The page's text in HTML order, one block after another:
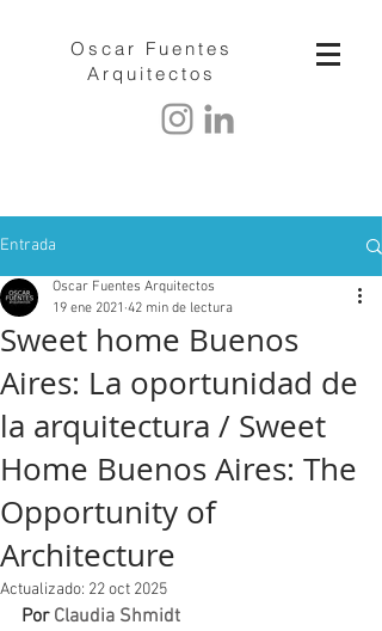
Oscar Fuentes
Arquitectos
Entrada
Sweet home Buenos
Aires: La oportunidad de
la arquitectura / Sweet
Home Buenos Aires: The
Opportunity of
Architecture
Oscar Fuentes Arquitectos
19 ene 2021 42 min de lectura
Actualizado: 22 oct 2025
Por Claudia Shmidt